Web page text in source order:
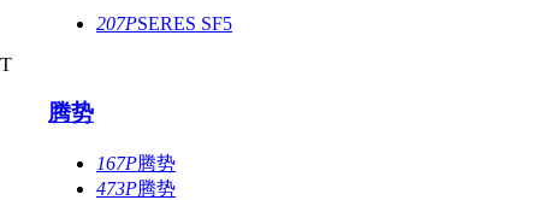
207PSERES SF5
T
腾势
167P腾势
473P腾势